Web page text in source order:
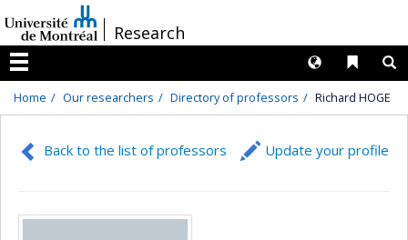
au
contenu
/Research
Menu
Liens
Langues
Home Our researchers Directory of professors Richard HOGE
Back to the list of professors Update your profile